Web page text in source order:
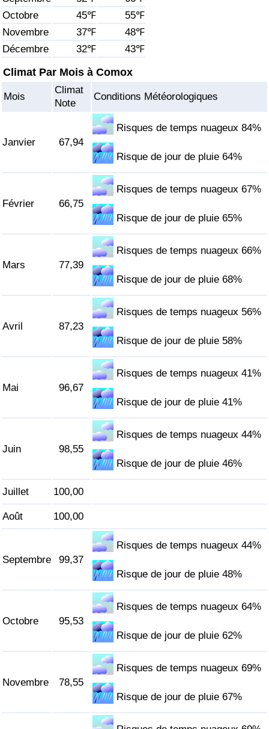
Octobre
45℉
55℉
Novembre
37℉
48℉
Décembre
32℉ 43℉
Climat Par Mois à Comox
Mois
Climat
Note
Conditions Météorologiques
Janvier 67,94
Risques de temps nuageux 84%
Risque de jour de pluie 64%
Février 66,75
Risques de temps nuageux 67%
Risque de jour de pluie 65%
Mars 77,39
Risques de temps nuageux 66%
Risque de jour de pluie 68%
Avril 87,23
Risques de temps nuageux 56%
Risque de jour de pluie 58%
Mai 96,67
Risques de temps nuageux 41%
Risque de jour de pluie 41%
Juin 98,55
Risques de temps nuageux 44%
Risque de jour de pluie 46%
Juillet 100,00
Août 100,00
Septembre 99,37
Risques de temps nuageux 44%
Risque de jour de pluie 48%
Octobre 95,53
Risques de temps nuageux 64%
Risque de jour de pluie 62%
Novembre 78,55
Risques de temps nuageux 69%
Risque de jour de pluie 67%
Soins de santé
Indice des soins de santé (Actuel)
Indice des soins de santé par Pays
Pollution
Indice de Pollution (Actuel)
Indice de pollution
Indice de Pollution par Pays
Trafic
Indice de Trafic (Actuel)
Indice de Trafic par Pays